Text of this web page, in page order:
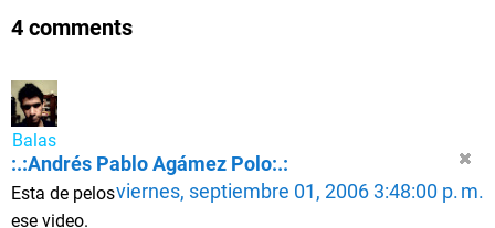
4 comments
Balas
:.:Andrés Pablo Agámez Polo:.:
viernes, septiembre 01, 2006 3:48:00 p. m.
Esta de pelos
ese video.